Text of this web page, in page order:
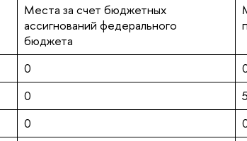
Места за счет бюджетных
ассигнований федерального
бюджета
0
0
5
0